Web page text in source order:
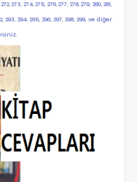
273, 274, 275, 276, 277, 278, 279, 280, 281,
293, 294, 295, 296, 297, 298, 299, ve diğer